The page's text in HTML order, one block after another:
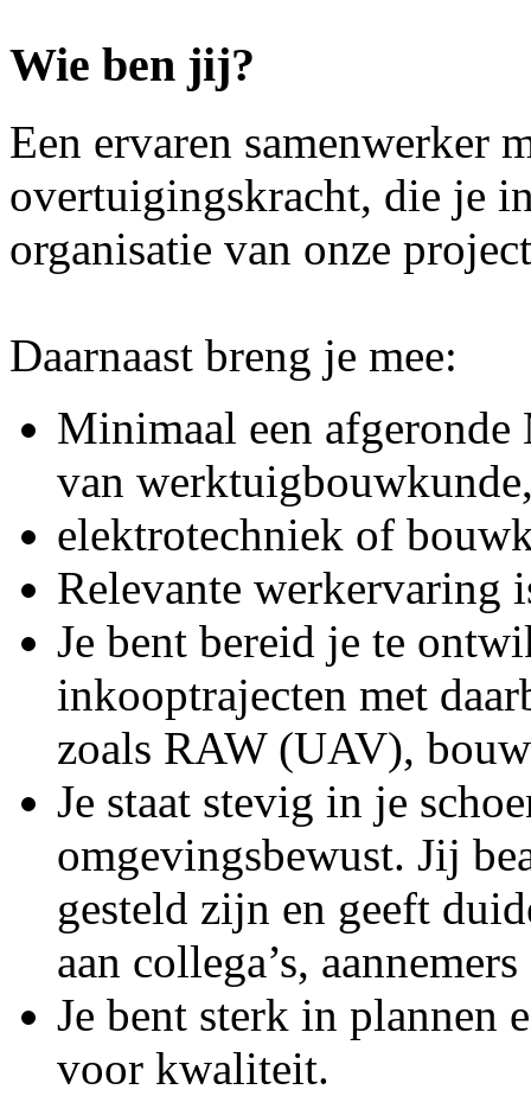
Wie ben jij?
Een ervaren samenwerker
overtuigingskracht, die je
organisatie van onze
Daarnaast breng je mee:
Minimaal een
van
elektrotechniek of
Relevante werkervaring
Je bent bereid je te
inkooptrajecten met
zoals RAW (UAV),
Je staat stevig in je
omgevingsbewust. Jij
gesteld zijn en geeft
aan collega’s,
Je bent sterk in plannen
voor kwaliteit.